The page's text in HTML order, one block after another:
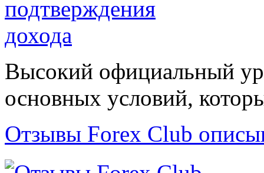
Высокий официальный
основных условий,
Отзывы Forex Сlub